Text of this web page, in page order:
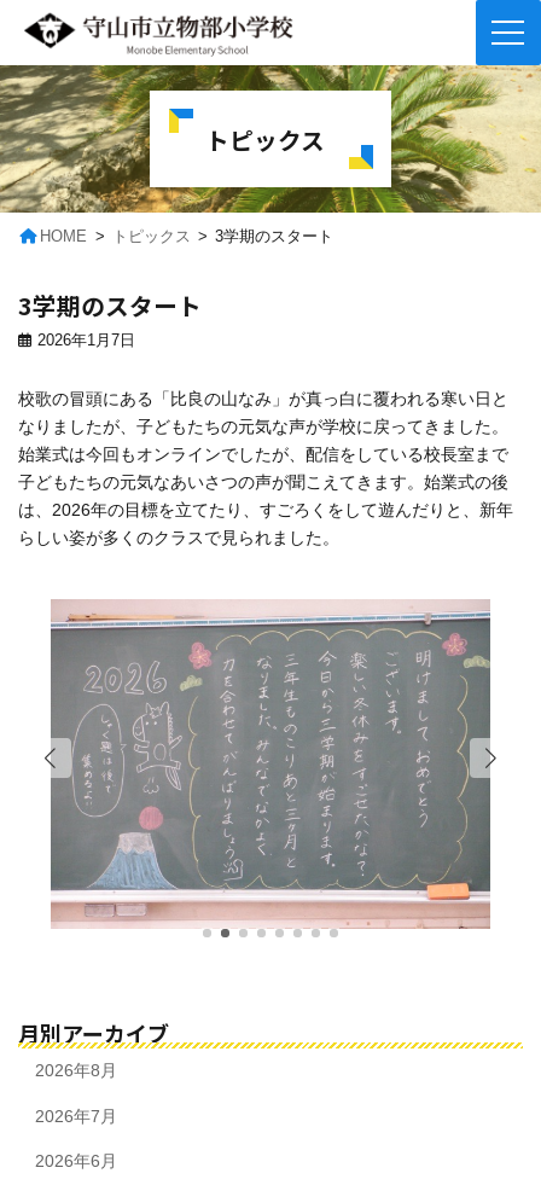
コ
ン
テ
ン
ツ
へ
ス
ナ
ビ
ゲ
ー
シ
ョ
ン
トピックス
HOME トピックス 3学期のスタート
3学期のスタート
2026年1月7日
校歌の冒頭にある「比良の山なみ」が真っ白に覆われる寒い日と
なりましたが、子どもたちの元気な声が学校に戻ってきました。
始業式は今回もオンラインでしたが、配信をしている校長室まで
子どもたちの元気なあいさつの声が聞こえてきます。始業式の後
は、2026年の目標を立てたり、すごろくをして遊んだりと、新年
らしい姿が多くのクラスで見られました。
月別アーカイブ
2026年8月
2026年7月
2026年6月